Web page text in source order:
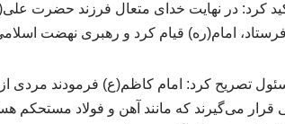
کرد: در نهایت خدای متعال فرزند حضرت
فرستاد، امام(ره) قیام کرد و رهبری نهضت
تصریح کرد: امام کاظم(ع) فرمودند مردی
قرار می‌گیرند که مانند آهن و فولاد مستحکم